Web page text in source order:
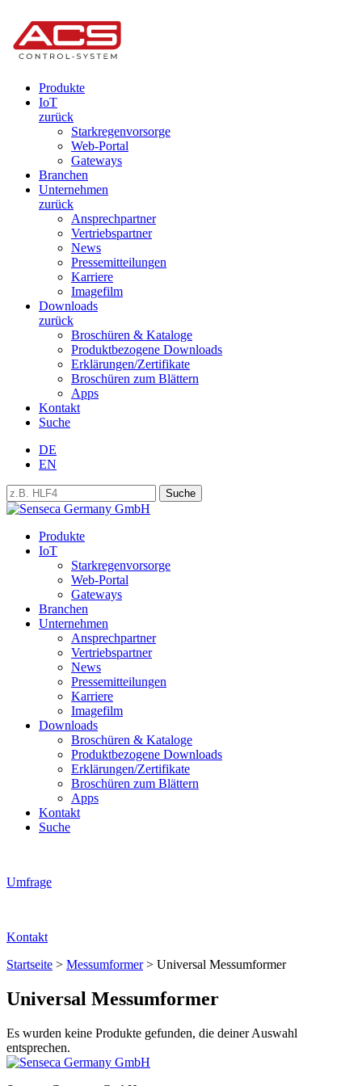
Produkte
IoT
zurück
Starkregenvorsorge
Web-Portal
Gateways
Branchen
Unternehmen
zurück
Ansprechpartner
Vertriebspartner
News
Pressemitteilungen
Karriere
Imagefilm
Downloads
zurück
Broschüren & Kataloge
Produktbezogene Downloads
Erklärungen/Zertifikate
Broschüren zum Blättern
Apps
Kontakt
Suche
DE
EN
Produkte
IoT
Starkregenvorsorge
Web-Portal
Gateways
Branchen
Unternehmen
Ansprechpartner
Vertriebspartner
News
Pressemitteilungen
Karriere
Imagefilm
Downloads
Broschüren & Kataloge
Produktbezogene Downloads
Erklärungen/Zertifikate
Broschüren zum Blättern
Apps
Kontakt
Suche
Umfrage
Kontakt
Startseite > Messumformer> Universal Messumformer
Universal Messumformer
Es wurden keine Produkte gefunden, die deiner Auswahl
entsprechen.